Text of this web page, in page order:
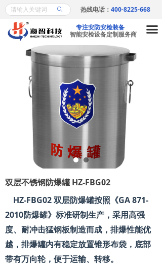
专注安防安检装备
智能安检设备定制服务商
热线电话： 400-8225-668
ꄙ
끀
首页
产品中心
X射线安检机系列
安检门系列
金属探测器系列
车底安全检查系列
爆炸物探测仪系列
危险液探探测仪系列
访客机/闸机/认证比对
ꁕ 金属检测机系列
ꁕ 排爆设备系列
ꁕ 防疫测温系列
双层不锈钢防爆罐 HZ-FBG02
HZ-FBG02 双层防爆罐按照《GA 871-
2010防爆罐》标准研制生产，采用高强
度、耐冲击猛钢板制造而成，排爆性能优
越，排爆罐内有稳定放置锥形布袋，底部
带有万向轮，便于运输、转移。